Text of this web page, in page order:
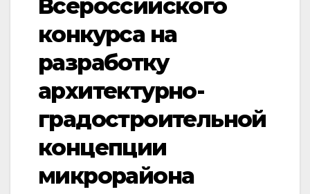
Всероссийского
конкурса на
разработку
архитектурно-
градостроительной
концепции
микрорайона